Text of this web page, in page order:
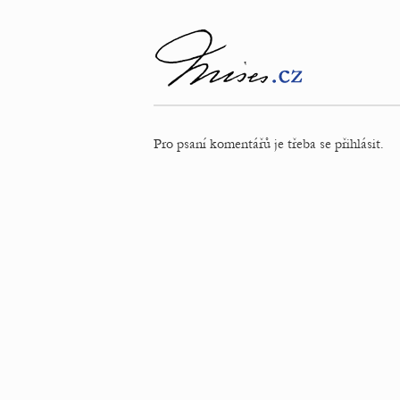
Pro psaní komentářů je třeba se přihlásit.